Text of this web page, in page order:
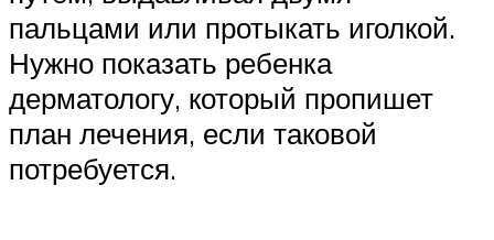
пальцами или протыкать иголкой.
Нужно показать ребенка
дерматологу, который пропишет
план лечения, если таковой
потребуется.